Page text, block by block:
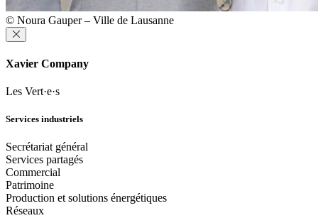
© Noura Gauper – Ville de Lausanne
Xavier Company
Les Vert·e·s
Services industriels
Secrétariat général
Services partagés
Commercial
Patrimoine
Production et solutions énergétiques
Réseaux